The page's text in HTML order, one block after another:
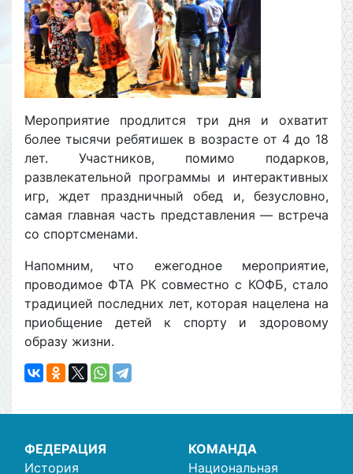
Мероприятие продлится три дня и охватит
более тысячи ребятишек в возрасте от 4 до 18
лет. Участников, помимо подарков,
развлекательной программы и интерактивных
игр, ждет праздничный обед и, безусловно,
самая главная часть представления — встреча
со спортсменами.
Напомним, что ежегодное мероприятие,
проводимое ФТА РК совместно с КОФБ, стало
традицией последних лет, которая нацелена на
приобщение детей к спорту и здоровому
образу жизни.
ФЕДЕРАЦИЯ
История
КОМАНДА
Национальная